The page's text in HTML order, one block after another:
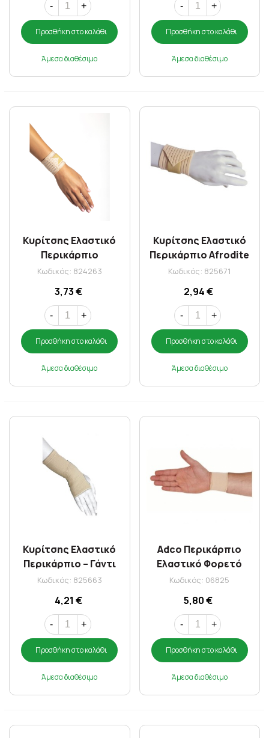
- +
Προσθήκη στο καλάθι
Άμεσα διαθέσιμο
- +
Προσθήκη στο καλάθι
Άμεσα διαθέσιμο
Κυρίτσης Ελαστικό
Περικάρπιο
Αυτοκόλλιτο Afrodite
Κωδικός: 824263
3,73 €
- +
Προσθήκη στο καλάθι
Άμεσα διαθέσιμο
Κυρίτσης Ελαστικό
Περικάρπιο Afrodite
(10552) Medium 17-19
Κωδικός: 825671
2,94 €
- +
Προσθήκη στο καλάθι
Άμεσα διαθέσιμο
Κυρίτσης Ελαστικό
Περικάρπιο – Γάντι
Afrodite (10579) Χ-
Κωδικός: 825663
4,21 €
- +
Προσθήκη στο καλάθι
Άμεσα διαθέσιμο
Adco Περικάρπιο
Ελαστικό Φορετό
03200 Xlarge
Κωδικός: 06825
5,80 €
- +
Προσθήκη στο καλάθι
Άμεσα διαθέσιμο